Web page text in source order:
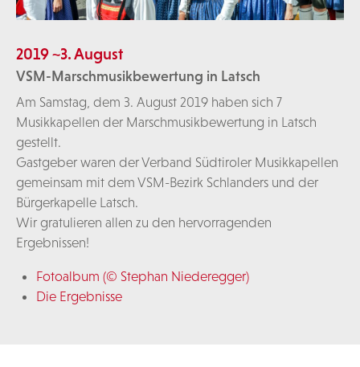
2019 ~3. August
VSM-Marschmusikbewertung in Latsch
Am Samstag, dem 3. August 2019 haben sich 7
Musikkapellen der Marschmusikbewertung in Latsch
gestellt.
Gastgeber waren der Verband Südtiroler Musikkapellen
gemeinsam mit dem VSM-Bezirk Schlanders und der
Bürgerkapelle Latsch.
Wir gratulieren allen zu den hervorragenden
Ergebnissen!
Fotoalbum (© Stephan Niederegger)
Die Ergebnisse